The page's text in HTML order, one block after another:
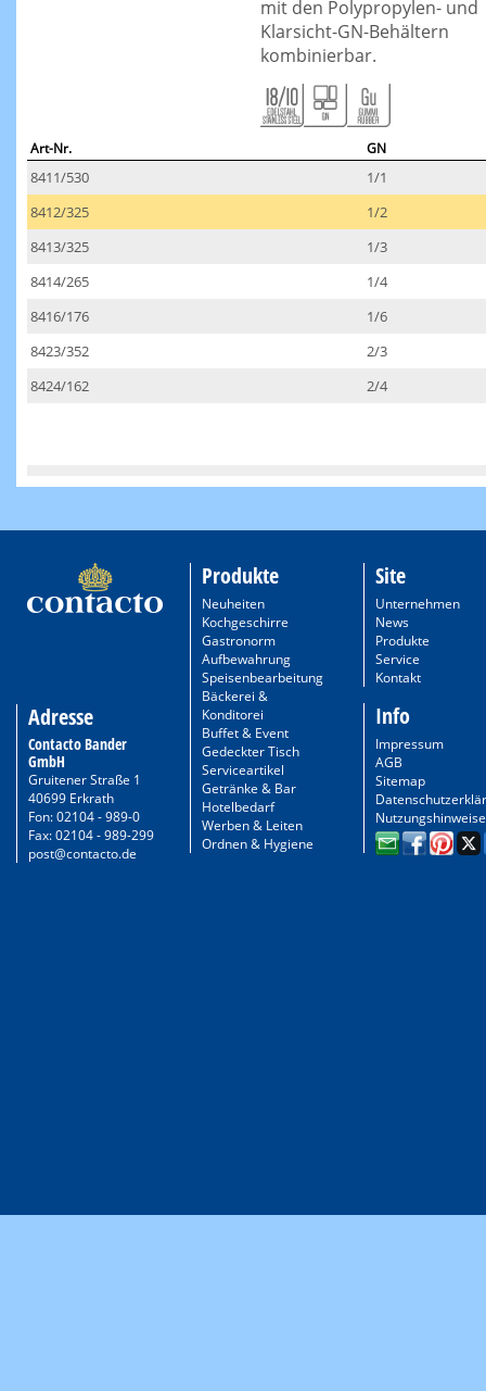
mit den Polypropylen- und
Klarsicht-GN-Behältern
kombinierbar.
Art-Nr. GN
8411/530
1/1
8412/325
1/2
8413/325
1/3
8414/265
1/4
8416/176
1/6
8423/352
2/3
8424/162
2/4
Adresse
Contacto Bander
GmbH
Gruitener Straße 1
40699 Erkrath
Fon: 02104 - 989-0
Fax: 02104 - 989-299
post@contacto.de
Produkte
Neuheiten
Kochgeschirre
Gastronorm
Aufbewahrung
Speisenbearbeitung
Bäckerei &
Konditorei
Buffet & Event
Gedeckter Tisch
Serviceartikel
Getränke & Bar
Hotelbedarf
Werben & Leiten
Ordnen & Hygiene
Site
Unternehmen
News
Produkte
Service
Kontakt
Info
Impressum
AGB
Sitemap
Nutzungshinweise